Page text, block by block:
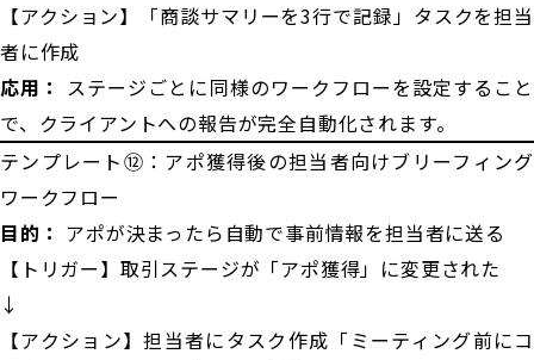
【アクション】「商談サマリーを3行で記録」タスクを担当
者に作成
応用： ステージごとに同様のワークフローを設定すること
で、クライアントへの報告が完全自動化されます。
テンプレート⑫：アポ獲得後の担当者向けブリーフィング
ワークフロー
目的： アポが決まったら自動で事前情報を担当者に送る
【トリガー】取引ステージが「アポ獲得」に変更された
↓
【アクション】担当者にタスク作成「ミーティング前にコ